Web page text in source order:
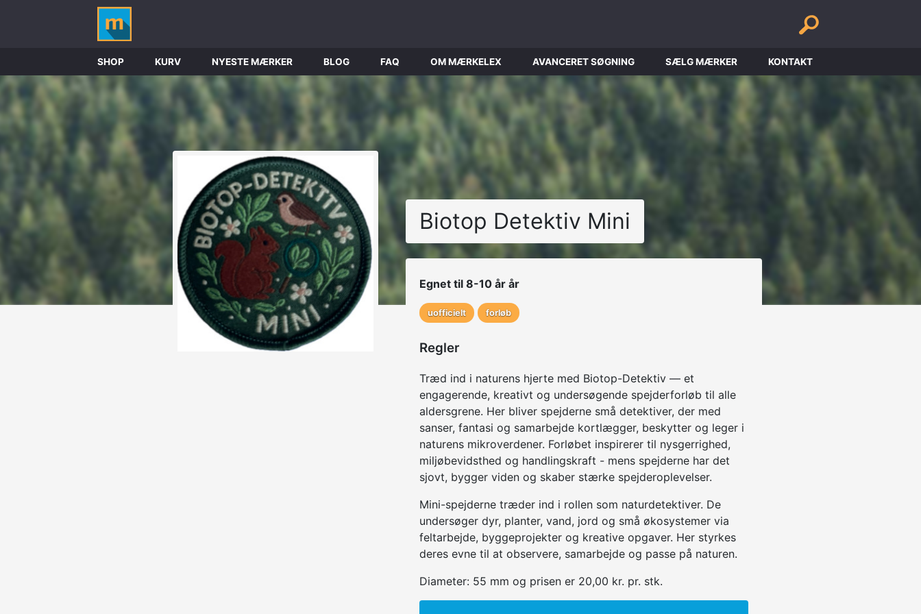
SHOP KURV NYESTE MÆRKER BLOG FAQ OM MÆRKELEX AVANCERET SØGNING SÆLG MÆRKER KONTAKT
Biotop Detektiv Mini
Egnet til 8-10 år år
uofficielt forløb
Regler
Træd ind i naturens hjerte med Biotop-Detektiv — et
engagerende, kreativt og undersøgende spejderforløb til alle
aldersgrene. Her bliver spejderne små detektiver, der med
sanser, fantasi og samarbejde kortlægger, beskytter og leger i
naturens mikroverdener. Forløbet inspirerer til nysgerrighed,
miljøbevidsthed og handlingskraft - mens spejderne har det
sjovt, bygger viden og skaber stærke spejderoplevelser.
Mini-spejderne træder ind i rollen som naturdetektiver. De
undersøger dyr, planter, vand, jord og små økosystemer via
feltarbejde, byggeprojekter og kreative opgaver. Her styrkes
deres evne til at observere, samarbejde og passe på naturen.
Diameter: 55 mm og prisen er 20,00 kr. pr. stk.